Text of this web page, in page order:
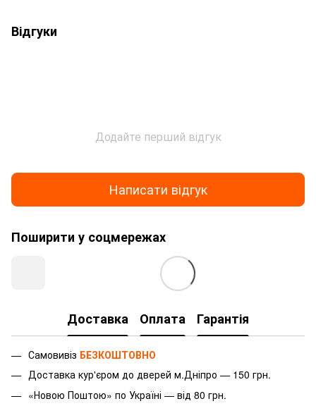
Відгуки
Додайте перший відгук
Написати відгук
Поширити у соцмережах
Доставка Оплата Гарантія
Самовивіз БЕЗКОШТОВНО
Доставка кур'єром до дверей м.Дніпро — 150 грн.
«Новою Поштою» по Україні — від 80 грн.